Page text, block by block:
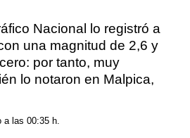
Nacional lo registró a
una magnitud de 2,6 y
por tanto, muy
lo notaron en Malpica,
a las 00:35 h.